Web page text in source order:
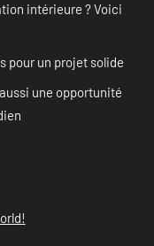
intérieure ? Voici
pour un projet solide
une opportunité